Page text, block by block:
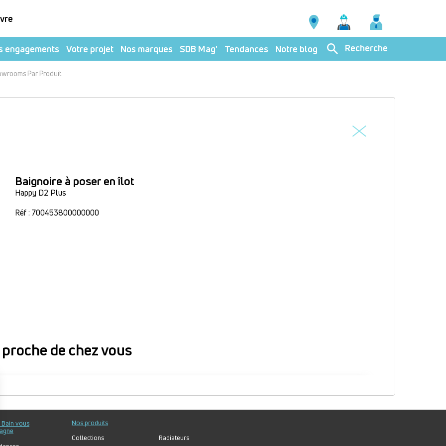
engagements Votre projet Nos marques SDB Mag' Tendances Notre blog Recherche
Par Produit
Baignoire à poser en îlot
Happy D2 Plus
Réf : 700453800000000
de chez vous
de chez vous
Bain vous
Nos produits
Collections
Radiateurs